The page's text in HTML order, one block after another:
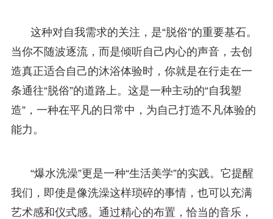
这种对自我需求的关注，是“脱俗”的重要基石。
当你不随波逐流，而是倾听自己内心的声音，去创
造真正适合自己的沐浴体验时，你就是在行走在一
条通往“脱俗”的道路上。这是一种主动的“自我塑
造”，一种在平凡的日常中，为自己打造不凡体验的
能力。
“爆水洗澡”更是一种“生活美学”的实践。它提醒
我们，即使是像洗澡这样琐碎的事情，也可以充满
艺术感和仪式感。通过精心的布置，恰当的音乐，